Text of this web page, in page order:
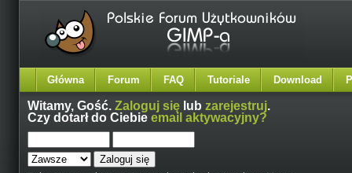
Główna Forum FAQ Tutoriale Download
Witamy, Gość. Zaloguj się lub zarejestruj.
Czy dotarł do Ciebie email aktywacyjny?